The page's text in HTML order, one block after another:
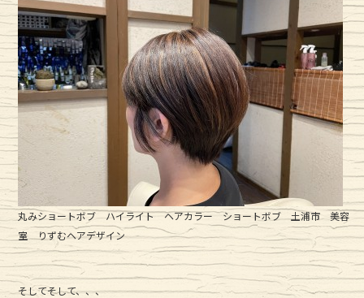
丸みショートボブ ハイライト ヘアカラー ショートボブ 土浦市 美容
室 りずむヘアデザイン
そしてそして、、、